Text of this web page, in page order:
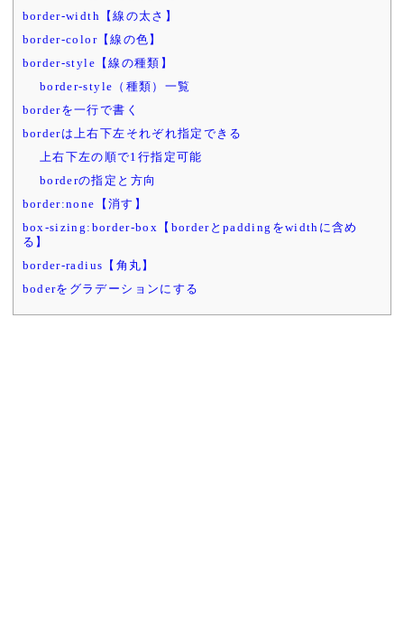
border-width【線の太さ】
border-color【線の色】
border-style【線の種類】
border-style（種類）一覧
borderを一行で書く
borderは上右下左それぞれ指定できる
上右下左の順で1行指定可能
borderの指定と方向
border:none【消す】
box-sizing:border-box【borderとpaddingをwidthに含め
る】
border-radius【角丸】
boderをグラデーションにする